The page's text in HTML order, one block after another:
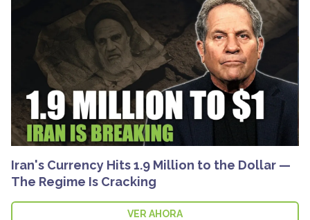
Iran's Currency Hits 1.9 Million to the Dollar —
The Regime Is Cracking
VER AHORA